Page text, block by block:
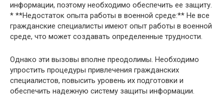
информации, поэтому необходимо обеспечить ее защиту.
* **Недостаток опыта работы в военной среде:** Не все
гражданские специалисты имеют опыт работы в военной
среде, что может создавать определенные трудности.
Однако эти вызовы вполне преодолимы. Необходимо
упростить процедуры привлечения гражданских
специалистов, повысить уровень их подготовки и
обеспечить надежную систему защиты информации.